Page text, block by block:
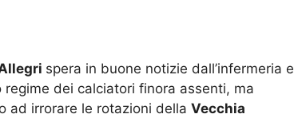
spera in buone notizie dall’infermeria e
dei calciatori finora assenti, ma
ad irrorare le rotazioni della Vecchia